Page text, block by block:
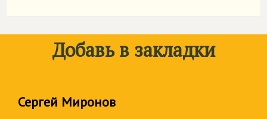
Добавь в закладки
Сергей Миронов